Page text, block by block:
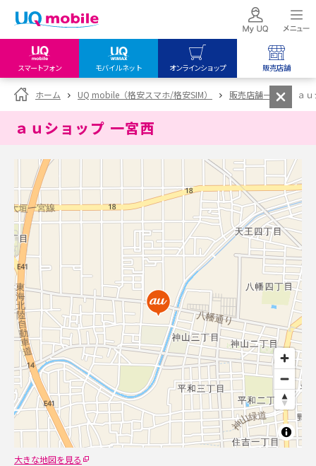
スマートフォン モバイルネット オンラインショップ 販売店舗
my UQ WiMAX
UQ WiMAX ご契約の方
My UQ mobile
UQ mobile
データチャージサイト
UQ mobile
オンラインショップ
UQ WiMAX
UQ mobile
販売店舗
UQ WiMAX
ホーム UQ mobile（格安スマホ/格安SIM） 販売店舗一覧 ａ
ａｕショップ 一宮西
大きな地図を見る